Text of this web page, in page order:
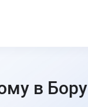
в Бору